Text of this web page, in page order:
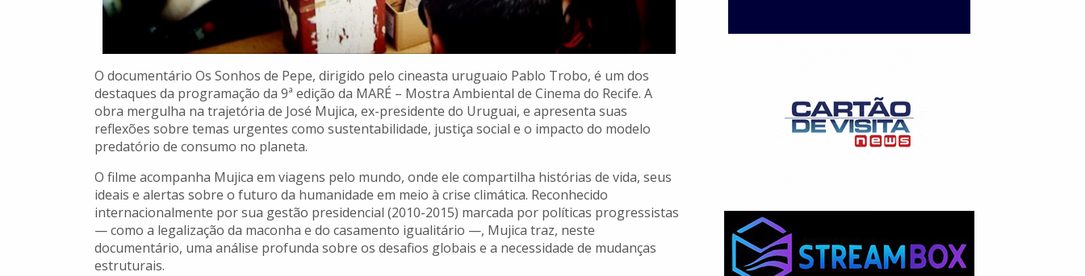
O documentário Os Sonhos de Pepe, dirigido pelo cineasta uruguaio Pablo Trobo, é um dos
destaques da programação da 9ª edição da MARÉ – Mostra Ambiental de Cinema do Recife. A
obra mergulha na trajetória de José Mujica, ex-presidente do Uruguai, e apresenta suas
reflexões sobre temas urgentes como sustentabilidade, justiça social e o impacto do modelo
predatório de consumo no planeta.
O filme acompanha Mujica em viagens pelo mundo, onde ele compartilha histórias de vida, seus
ideais e alertas sobre o futuro da humanidade em meio à crise climática. Reconhecido
internacionalmente por sua gestão presidencial (2010-2015) marcada por políticas progressistas
— como a legalização da maconha e do casamento igualitário —, Mujica traz, neste
documentário, uma análise profunda sobre os desafios globais e a necessidade de mudanças
estruturais.